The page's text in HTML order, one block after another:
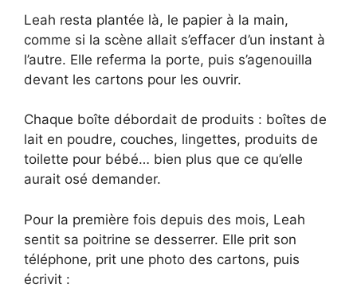
Leah resta plantée là, le papier à la main,
comme si la scène allait s’effacer d’un instant à
l’autre. Elle referma la porte, puis s’agenouilla
devant les cartons pour les ouvrir.
Chaque boîte débordait de produits : boîtes de
lait en poudre, couches, lingettes, produits de
toilette pour bébé… bien plus que ce qu’elle
aurait osé demander.
Pour la première fois depuis des mois, Leah
sentit sa poitrine se desserrer. Elle prit son
téléphone, prit une photo des cartons, puis
écrivit :